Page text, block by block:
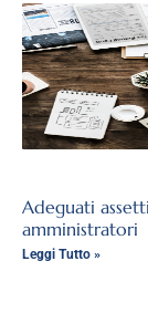
Adeguati
amministratori
Leggi Tutto »